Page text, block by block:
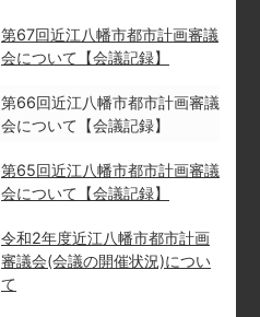
第67回近江八幡市都市計画審議
会について【会議記録】
第66回近江八幡市都市計画審議
会について【会議記録】
第65回近江八幡市都市計画審議
会について【会議記録】
令和2年度近江八幡市都市計画
審議会(会議の開催状況)につい
て